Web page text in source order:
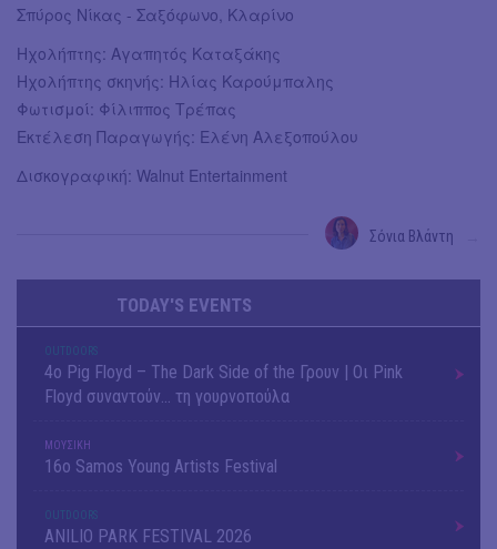
Σπύρος Νίκας - Σαξόφωνο, Κλαρίνο
Ηχολήπτης: Αγαπητός Καταξάκης
Ηχολήπτης σκηνής: Ηλίας Καρούμπαλης
Φωτισμοί: Φίλιππος Τρέπας
Εκτέλεση Παραγωγής: Ελένη Αλεξοπούλου
Δισκογραφική: Walnut Entertainment
Σόνια Βλάντη
TODAY'S EVENTS
OUTDΟORS
4ο Pig Floyd – The Dark Side of the Γρουν | Οι Pink
Floyd συναντούν… τη γουρνοπούλα
ΜΟΥΣΙΚΗ
16o Samos Young Artists Festival
OUTDΟORS
ANILIO PARK FESTIVAL 2026